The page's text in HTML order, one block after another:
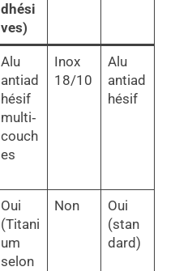
dhési
ves)
Alu
antiad
hésif
multi‑
couch
es
Inox
18/10
Alu
antiad
hésif
Oui
(Titani
um
selon
Non
Oui
(stan
dard)